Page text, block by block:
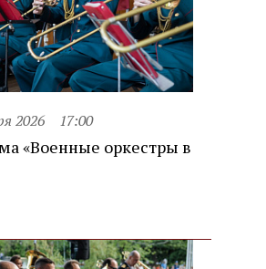
2026 17:00
«Военные оркестры в